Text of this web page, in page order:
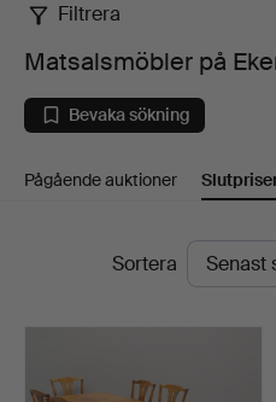
Matsalsmöbler
på
Ekenbergs
Auktioner
Filtrera
Matsalsmöbler på
Bevaka sökning
Pågående auktioner
SlutpriserSortera